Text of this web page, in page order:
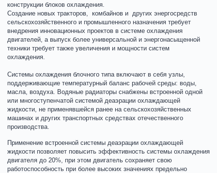
конструкции блоков охлаждения.
Создание новых тракторов, комбайнов и других энергосредств
сельскохозяйственного и промышленного назначения требует
внедрения инновационных проектов в системе охлаждения
двигателей, а выпуск более универсальной и энергонасыщенной
техники требует также увеличения и мощности систем
охлаждения.
Системы охлаждения блочного типа включают в себя узлы,
поддерживающие температурный баланс рабочей среды: воды,
масла, воздуха. Водяные радиаторы снабжены встроенной одной
или многоступенчатой системой деаэрации охлаждающей
жидкости, не применявшейся ранее на сельскохозяйственных
машинах и других транспортных средствах отечественного
производства.
Применение встроенной системы деаэрации охлаждающей
жидкости позволяет повысить эффективность системы охлаждения
двигателя до 20%, при этом двигатель сохраняет свою
работоспособность при более высоких значениях предельно